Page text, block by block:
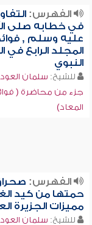
الفهرس:
في خطابه صلى
عليه وسلم ,
المجلد الرابع في
النبوي
للشيخ: سلمان
جزء من محاضرة (
المعاد)
الفهرس:
حمتها من كيد
مميزات الجزيرة
للشيخ: سلمان